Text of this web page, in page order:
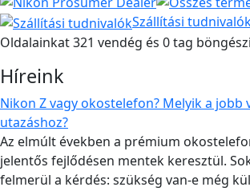
Szállítási
Oldalainkat 321 vendég és 0 tag böngészi
Híreink
Nikon Z vagy okostelefon? Melyik a jobb
utazáshoz?
Az elmúlt években a prémium
jelentős fejlődésen mentek keresztül.
felmerül a kérdés: szükség van-e még